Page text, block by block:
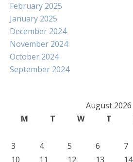
February 2025
January 2025
December 2024
November 2024
October 2024
September 2024
August 2026
M
T W T
3
4 5 6 7
10
11 12 13 14